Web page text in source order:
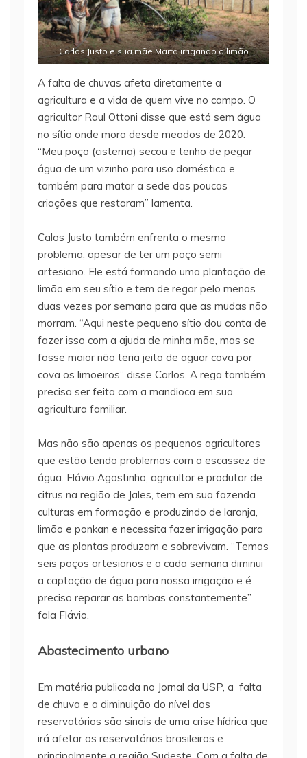
Carlos Justo e sua mãe Marta irrigando o limão
A falta de chuvas afeta diretamente a
agricultura e a vida de quem vive no campo. O
agricultor Raul Ottoni disse que está sem água
no sítio onde mora desde meados de 2020.
“Meu poço (cisterna) secou e tenho de pegar
água de um vizinho para uso doméstico e
também para matar a sede das poucas
criações que restaram” lamenta.
Calos Justo também enfrenta o mesmo
problema, apesar de ter um poço semi
artesiano. Ele está formando uma plantação de
limão em seu sítio e tem de regar pelo menos
duas vezes por semana para que as mudas não
morram. “Aqui neste pequeno sítio dou conta de
fazer isso com a ajuda de minha mãe, mas se
fosse maior não teria jeito de aguar cova por
cova os limoeiros” disse Carlos. A rega também
precisa ser feita com a mandioca em sua
agricultura familiar.
Mas não são apenas os pequenos agricultores
que estão tendo problemas com a escassez de
água. Flávio Agostinho, agricultor e produtor de
citrus na região de Jales, tem em sua fazenda
culturas em formação e produzindo de laranja,
limão e ponkan e necessita fazer irrigação para
que as plantas produzam e sobrevivam. “Temos
seis poços artesianos e a cada semana diminui
a captação de água para nossa irrigação e é
preciso reparar as bombas constantemente”
fala Flávio.
Abastecimento urbano
Em matéria publicada no Jornal da USP, a falta
de chuva e a diminuição do nível dos
reservatórios são sinais de uma crise hídrica que
irá afetar os reservatórios brasileiros e